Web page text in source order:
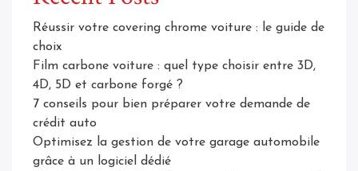
Réussir votre covering chrome voiture : le guide de
choix
Film carbone voiture : quel type choisir entre 3D,
4D, 5D et carbone forgé ?
7 conseils pour bien préparer votre demande de
crédit auto
Optimisez la gestion de votre garage automobile
grâce à un logiciel dédié